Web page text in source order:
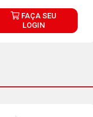
FAÇA SEU
LOGIN